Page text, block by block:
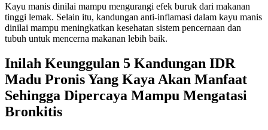
Kayu manis dinilai mampu mengurangi efek buruk dari makanan
tinggi lemak. Selain itu, kandungan anti-inflamasi dalam kayu manis
dinilai mampu meningkatkan kesehatan sistem pencernaan dan
tubuh untuk mencerna makanan lebih baik.
Inilah Keunggulan 5 Kandungan IDR
Madu Pronis Yang Kaya Akan Manfaat
Sehingga Dipercaya Mampu Mengatasi
Bronkitis